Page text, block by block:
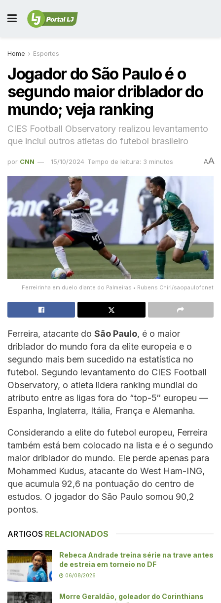
Home Esportes
Jogador do São Paulo é o
segundo maior driblador do
mundo; veja ranking
CIES Football Observatory realizou levantamento
que inclui outros atletas do futebol brasileiro
por CNN 15/10/2024 Tempo de leitura: 3 minutos AA
Ferreirinha em duelo diante do Palmeiras • Rubens Chiri/saopaulofcnet
Ferreira, atacante do São Paulo, é o maior
driblador do mundo fora da elite europeia e o
segundo mais bem sucedido na estatística no
futebol. Segundo levantamento do CIES Football
Observatory, o atleta lidera ranking mundial do
atributo entre as ligas fora do “top-5″ europeu —
Espanha, Inglaterra, Itália, França e Alemanha.
Considerando a elite do futebol europeu, Ferreira
também está bem colocado na lista e é o segundo
maior driblador do mundo. Ele perde apenas para
Mohammed Kudus, atacante do West Ham-ING,
que acumula 92,6 na pontuação do centro de
estudos. O jogador do São Paulo somou 90,2
pontos.
ARTIGOS RELACIONADOS
Rebeca Andrade treina série na trave antes
de estreia em torneio no DF
06/08/2026
Morre Geraldão, goleador do Corinthians